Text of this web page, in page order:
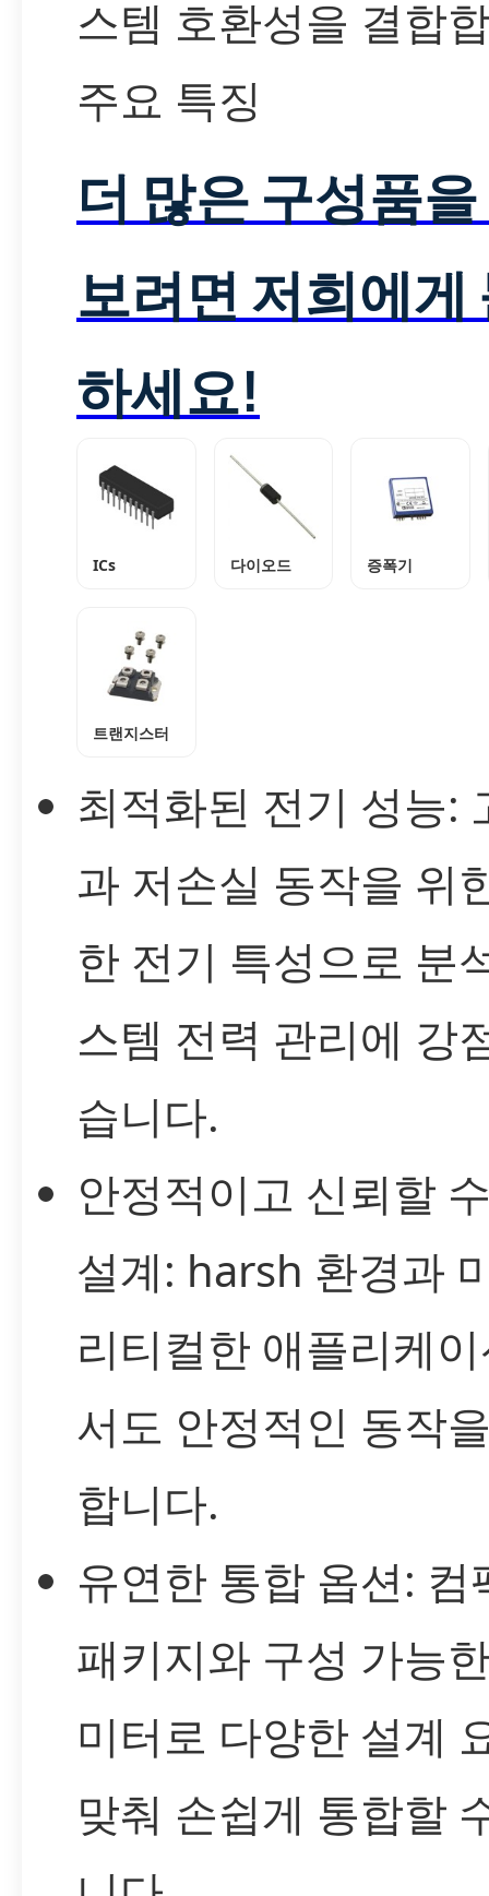
스템 호환성을 결합
주요 특징
더 많은 구성품
보려면 저희에게
하세요!
ICs 다이오드 증폭기
트랜지스터
최적화된 전기 성능:
과 저손실 동작을 위
한 전기 특성으로 분
스템 전력 관리에 강
습니다.
안정적이고 신뢰할
설계: harsh 환경과
리티컬한 애플리케
서도 안정적인 동작
합니다.
유연한 통합 옵션: 컴
패키지와 구성 가능
미터로 다양한 설계
맞춰 손쉽게 통합할